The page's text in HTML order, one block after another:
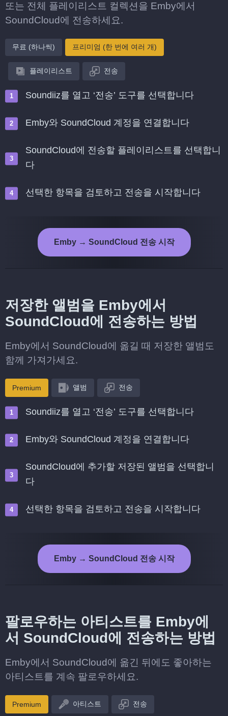
또는 전체 플레이리스트 컬렉션을 Emby에서
SoundCloud에 전송하세요.
무료 (하나씩) 프리미엄 (한 번에 여러 개)
플레이리스트 전송
Soundiiz를 열고 ‘전송’ 도구를 선택합니다
Emby와 SoundCloud 계정을 연결합니다
SoundCloud에 전송할 플레이리스트를 선택합니
다
선택한 항목을 검토하고 전송을 시작합니다
Emby → SoundCloud 전송 시작
저장한 앨범을 Emby에서
SoundCloud에 전송하는 방법
Emby에서 SoundCloud에 옮길 때 저장한 앨범도
함께 가져가세요.
Premium 앨범 전송
Soundiiz를 열고 ‘전송’ 도구를 선택합니다
Emby와 SoundCloud 계정을 연결합니다
SoundCloud에 추가할 저장된 앨범을 선택합니
다
선택한 항목을 검토하고 전송을 시작합니다
Emby → SoundCloud 전송 시작
팔로우하는 아티스트를 Emby에
서 SoundCloud에 전송하는 방법
Emby에서 SoundCloud에 옮긴 뒤에도 좋아하는
아티스트를 계속 팔로우하세요.
Premium 아티스트 전송